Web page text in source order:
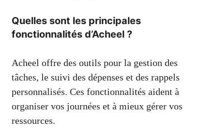
Quelles sont les principales
fonctionnalités d’Acheel ?
Acheel offre des outils pour la gestion des
tâches, le suivi des dépenses et des rappels
personnalisés. Ces fonctionnalités aident à
organiser vos journées et à mieux gérer vos
ressources.